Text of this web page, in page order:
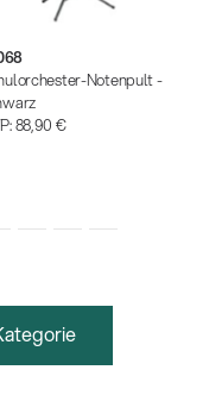
Notenpult -
88,90 €